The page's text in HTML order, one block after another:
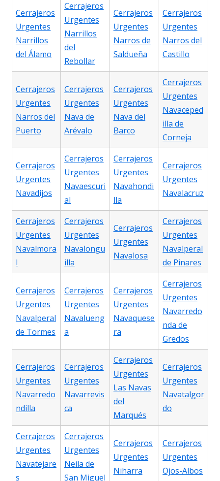
Cerrajeros
Urgentes
Narrillos
del Álamo
Cerrajeros
Urgentes
Narrillos
del
Rebollar
Cerrajeros
Urgentes
Narros de
Saldueña
Cerrajeros
Urgentes
Narros del
Castillo
Cerrajeros
Urgentes
Narros del
Puerto
Cerrajeros
Urgentes
Nava de
Arévalo
Cerrajeros
Urgentes
Nava del
Barco
Cerrajeros
Urgentes
Navaceped
illa de
Corneja
Cerrajeros
Urgentes
Navadijos
Cerrajeros
Urgentes
Navaescuri
al
Cerrajeros
Urgentes
Navahondi
lla
Cerrajeros
Urgentes
Navalacruz
Cerrajeros
Urgentes
Navalmora
l
Cerrajeros
Urgentes
Navalongu
illa
Cerrajeros
Urgentes
Navalosa
Cerrajeros
Urgentes
Navalperal
de Pinares
Cerrajeros
Urgentes
Navalperal
de Tormes
Cerrajeros
Urgentes
Navalueng
a
Cerrajeros
Urgentes
Navaquese
ra
Cerrajeros
Urgentes
Navarredo
nda de
Gredos
Cerrajeros
Urgentes
Navarredo
ndilla
Cerrajeros
Urgentes
Navarrevis
ca
Cerrajeros
Urgentes
Las Navas
del
Marqués
Cerrajeros
Urgentes
Navatalgor
do
Cerrajeros
Urgentes
Navatejare
s
Cerrajeros
Urgentes
Neila de
San Miguel
Cerrajeros
Urgentes
Niharra
Cerrajeros
Urgentes
Ojos-Albos